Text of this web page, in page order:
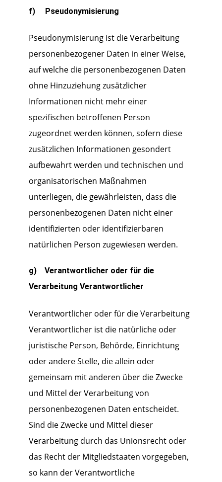
f) Pseudonymisierung
Pseudonymisierung ist die Verarbeitung
personenbezogener Daten in einer Weise,
auf welche die personenbezogenen Daten
ohne Hinzuziehung zusätzlicher
Informationen nicht mehr einer
spezifischen betroffenen Person
zugeordnet werden können, sofern diese
zusätzlichen Informationen gesondert
aufbewahrt werden und technischen und
organisatorischen Maßnahmen
unterliegen, die gewährleisten, dass die
personenbezogenen Daten nicht einer
identifizierten oder identifizierbaren
natürlichen Person zugewiesen werden.
g) Verantwortlicher oder für die
Verarbeitung Verantwortlicher
Verantwortlicher oder für die Verarbeitung
Verantwortlicher ist die natürliche oder
juristische Person, Behörde, Einrichtung
oder andere Stelle, die allein oder
gemeinsam mit anderen über die Zwecke
und Mittel der Verarbeitung von
personenbezogenen Daten entscheidet.
Sind die Zwecke und Mittel dieser
Verarbeitung durch das Unionsrecht oder
das Recht der Mitgliedstaaten vorgegeben,
so kann der Verantwortliche